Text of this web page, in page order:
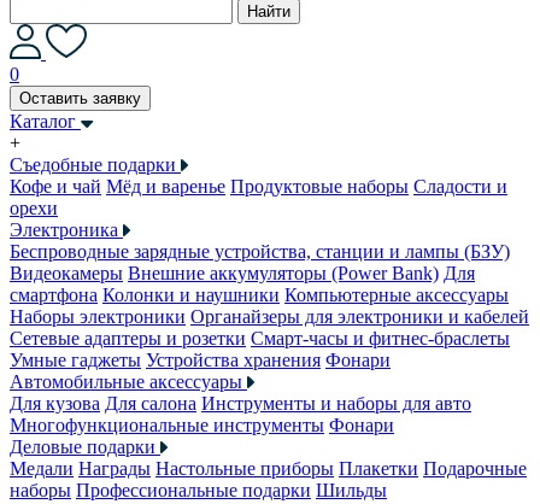
Найти
0
Оставить заявку
Каталог
+
Съедобные подарки
Кофе и чай Мёд и варенье Продуктовые наборы Сладости и
орехи
Электроника
Беспроводные зарядные устройства, станции и лампы (БЗУ)
Видеокамеры Внешние аккумуляторы (Power Bank) Для
смартфона Колонки и наушники Компьютерные аксессуары
Наборы электроники Органайзеры для электроники и кабелей
Сетевые адаптеры и розетки Смарт-часы и фитнес-браслеты
Умные гаджеты Устройства хранения Фонари
Автомобильные аксессуары
Для кузова Для салона Инструменты и наборы для авто
Многофункциональные инструменты Фонари
Деловые подарки
Медали Награды Настольные приборы Плакетки Подарочные
наборы Профессиональные подарки Шильды